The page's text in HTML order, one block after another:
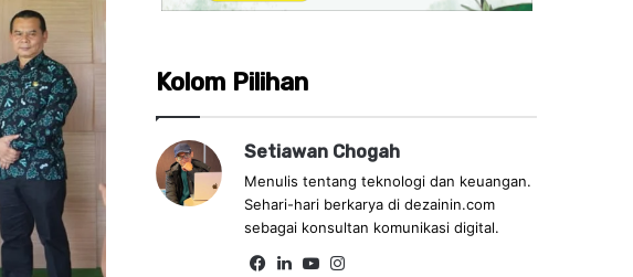
Kolom Pilihan
Setiawan Chogah
Menulis tentang teknologi dan keuangan.
Sehari-hari berkarya di dezainin.com
sebagai konsultan komunikasi digital.
Fa Lin Yo